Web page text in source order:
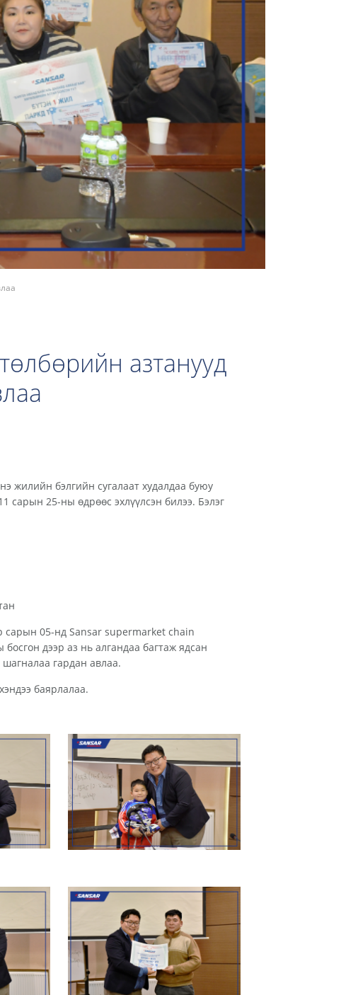
азтанууд
жилийн бэлгийн сугалаат худалдаа буюу
сарын 25-ны өдрөөс эхлүүлсэн билээ. Бэлэг
сарын 05-нд Sansar supermarket chain
дээр аз нь алгандаа багтаж ядсан
гардан авлаа.
баярлалаа.